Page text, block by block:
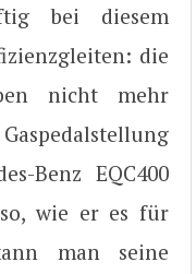
bei diesem
die
nicht mehr
Benz EQC400
wie er es für
man seine